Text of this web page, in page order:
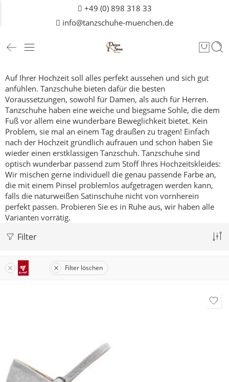
+49 (0) 898 318 33
info@tanzschuhe-muenchen.de
Auf Ihrer Hochzeit soll alles perfekt aussehen und sich gut
anfühlen. Tanzschuhe bieten dafür die besten
Voraussetzungen, sowohl für Damen, als auch für Herren.
Tanzschuhe haben eine weiche und biegsame Sohle, die dem
Fuß vor allem eine wunderbare Beweglichkeit bietet. Kein
Problem, sie mal an einem Tag draußen zu tragen! Einfach
nach der Hochzeit gründlich aufrauen und schon haben Sie
wieder einen erstklassigen Tanzschuh. Tanzschuhe sind
optisch wunderbar passend zum Stoff Ihres Hochzeitskleides:
Wir mischen gerne individuell die genau passende Farbe an,
die mit einem Pinsel problemlos aufgetragen werden kann,
falls die naturweißen Satinschuhe nicht von vornherein
perfekt passen. Probieren Sie es in Ruhe aus, wir haben alle
Varianten vorrätig.
Filter
Filter löschen